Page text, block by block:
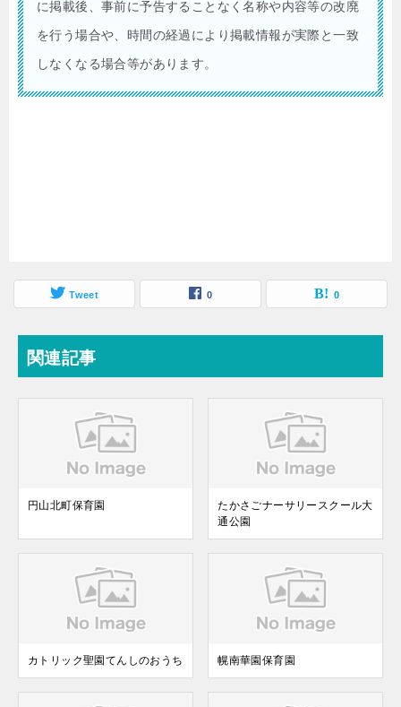
に掲載後、事前に予告することなく名称や内容等の改廃
を行う場合や、時間の経過により掲載情報が実際と一致
しなくなる場合等があります。
Tweet 0 0
関連記事
円山北町保育園
たかさごナーサリースクール大
通公園
カトリック聖園てんしのおうち 幌南華園保育園